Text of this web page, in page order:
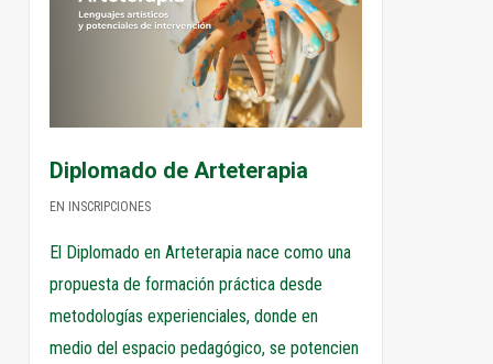
Diplomado de Arteterapia
EN INSCRIPCIONES
El Diplomado en Arteterapia nace como una
propuesta de formación práctica desde
metodologías experienciales, donde en
medio del espacio pedagógico, se potencien